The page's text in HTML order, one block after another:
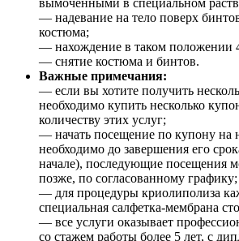
— надевание на тело поверх
костюма;
— нахождение в таком положении
— снятие костюма и бинтов.
Важные примечания:
— если вы хотите получить
необходимо купить несколько
количеству этих услуг;
— начать посещение по купону на
необходимо до завершения его
начале), последующие посещения
позже, по согласованному графику;
— для процедуры криолиполиза
специальная салфетка-мембрана
— все услуги оказывает
со стажем работы более 5 лет, с